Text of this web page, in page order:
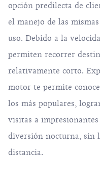
opción predilecta de
el manejo de las
uso. Debido a la
permiten recorrer
relativamente corto.
motor te permite
los más populares,
visitas a
diversión nocturna, sin
distancia.